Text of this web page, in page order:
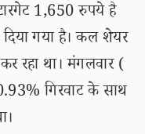
1,650 रुपये है
गया है। कल शेयर
रहा था। मंगलवार (
गिरवाट के साथ